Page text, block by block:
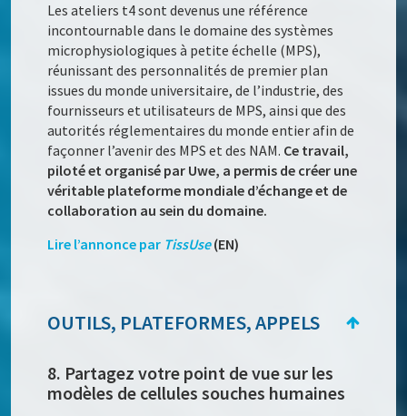
Les ateliers t4 sont devenus une référence
incontournable dans le domaine des systèmes
microphysiologiques à petite échelle (MPS),
réunissant des personnalités de premier plan
issues du monde universitaire, de l’industrie, des
fournisseurs et utilisateurs de MPS, ainsi que des
autorités réglementaires du monde entier afin de
façonner l’avenir des MPS et des NAM. Ce travail,
piloté et organisé par Uwe, a permis de créer une
véritable plateforme mondiale d’échange et de
collaboration au sein du domaine.
Lire l’annonce par TissUse(EN)
OUTILS, PLATEFORMES, APPELS
8. Partagez votre point de vue sur les
modèles de cellules souches humaines